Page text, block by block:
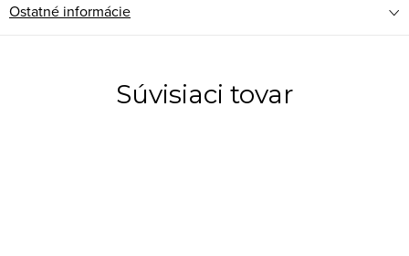
Ostatné informácie
Súvisiaci tovar